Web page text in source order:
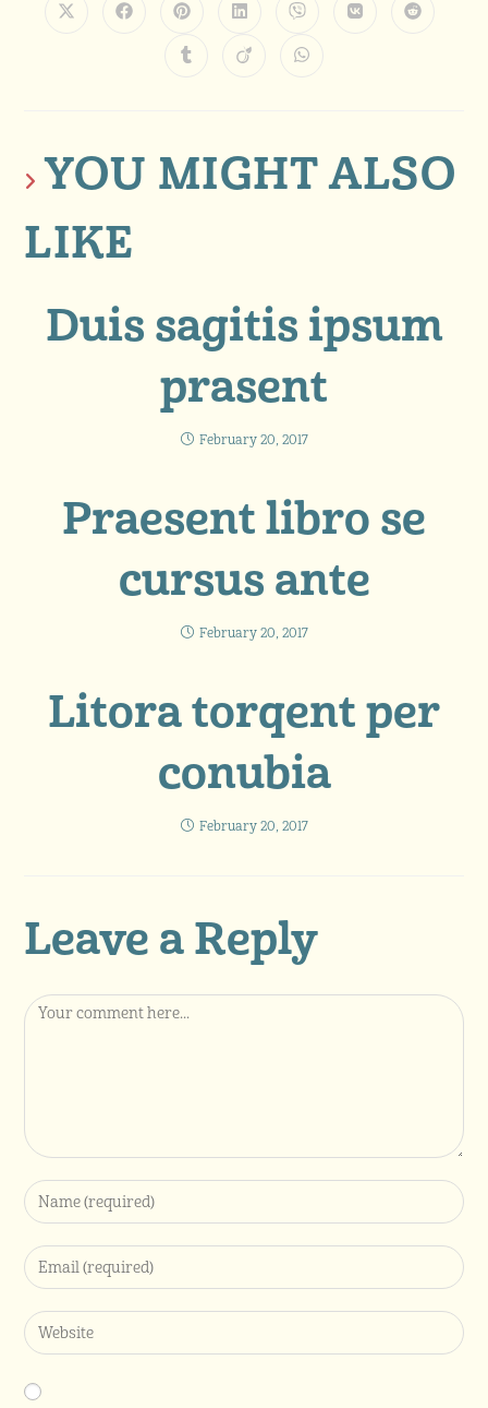
YOU MIGHT ALSO
LIKE
Duis sagitis ipsum
prasent
February 20, 2017
Praesent libro se
cursus ante
February 20, 2017
Litora torqent per
conubia
February 20, 2017
Leave a Reply